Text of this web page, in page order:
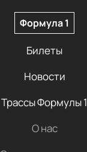
Формула 1
Билеты
Новости
Трассы Формулы 1
О нас